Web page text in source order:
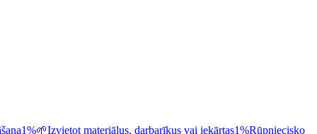
1%🌱Izvietot materiālus, darbarīkus vai iekārtas1%Rūpniecisko